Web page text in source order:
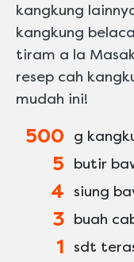
kangkung
kangkung
tiram a la
resep cah
mudah ini!
500 g
5 butir
4 siung
3 buah
1 sdt